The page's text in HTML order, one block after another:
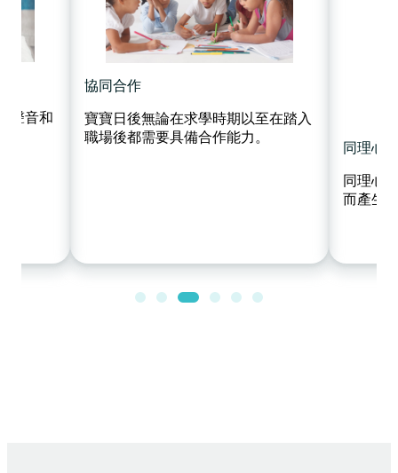
聲音和
協同合作
寶寶日後無論在求學時期以至在踏入
職場後都需要具備合作能力。
同理心
同理心
而產生